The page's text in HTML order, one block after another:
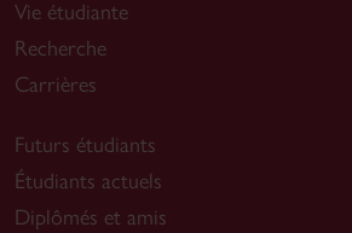
Vie étudiante
Recherche
Carrières
Futurs étudiants
Étudiants actuels
Diplômés et amis